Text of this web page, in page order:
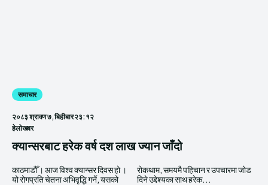
समाचार
२०८३ श्रावण ७, बिहीबार २३:१२
हेलाेखबर
क्यान्सरबाट हरेक वर्ष दश लाख ज्यान जाँदो
काठमाडौँ । आज विश्व क्यान्सर दिवस हो ।
यो रोगप्रति चेतना अभिवृद्धि गर्ने, यसको
रोकथाम, समयमै पहिचान र उपचारमा जोड
दिने उद्देश्यका साथ हरेक...